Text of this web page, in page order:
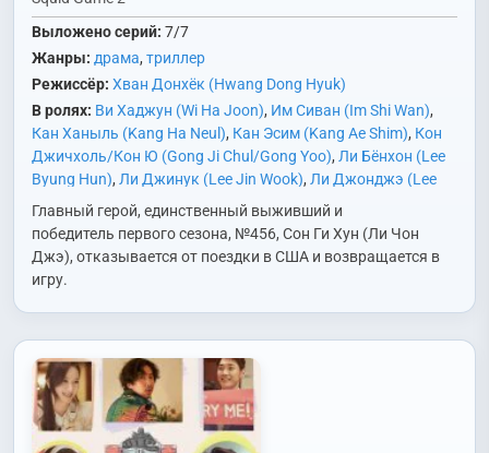
Выложено серий: 7/7
Жанры: драма,триллер
Режиссёр: Хван Донхёк (Hwang Dong Hyuk)
В ролях: Ви Хаджун (Wi Ha Joon), Им Сиван (Im Shi Wan),
Кан Ханыль (Kang Ha Neul), Кан Эсим (Kang Ae Shim), Кон
Джичхоль/Кон Ю (Gong Ji Chul/Gong Yoo), Ли Бёнхон (Lee
Byung Hun), Ли Джинук (Lee Jin Wook), Ли Джонджэ (Lee
Jung Jae)
Ли Сохван (Lee Seo Hwan)
Но Джэвон (Noh Jae
Won)
Пак Кюён (Park Kyu Young) ,Пак Сонхун (Park Sung
Hoon)
Сон Джиу (Song Ji Woo) Чо Юри (Jo Yu Ri)
Сокхо (Jun Suk Ho)
Чхве Сынхён/Т.О.П. (Choi Seung
Hyun/T.O.P.)
Главный герой, единственный выживший и
победитель первого сезона, №456, Сон Ги Хун (Ли Чон
Джэ), отказывается от поездки в США и возвращается в
игру.